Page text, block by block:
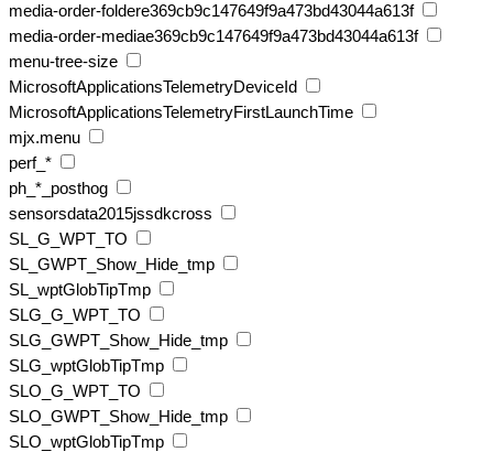
media-order-foldere369cb9c147649f9a473bd43044a613f
media-order-mediae369cb9c147649f9a473bd43044a613f
menu-tree-size
MicrosoftApplicationsTelemetryDeviceId
MicrosoftApplicationsTelemetryFirstLaunchTime
mjx.menu
perf_*
ph_*_posthog
sensorsdata2015jssdkcross
SL_G_WPT_TO
SL_GWPT_Show_Hide_tmp
SL_wptGlobTipTmp
SLG_G_WPT_TO
SLG_GWPT_Show_Hide_tmp
SLG_wptGlobTipTmp
SLO_G_WPT_TO
SLO_GWPT_Show_Hide_tmp
SLO_wptGlobTipTmp